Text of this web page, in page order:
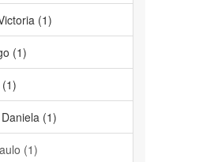
(1)
(1)
(1)
(1)